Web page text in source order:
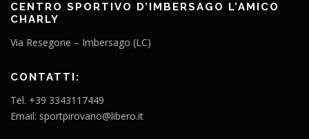
CENTRO SPORTIVO D’IMBERSAGO L’AMICO
CHARLY
Via Resegone – Imbersago (LC)
CONTATTI:
Tel. +39 3343117449
Email: sportpirovano@libero.it